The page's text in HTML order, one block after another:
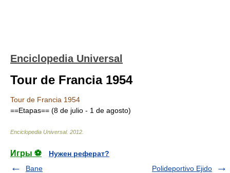
Enciclopedia Universal
Tour de Francia 1954
Tour de Francia 1954
==Etapas== (8 de julio - 1 de agosto)
Enciclopedia Universal. 2012
Игры ⚽
Нужен реферат?
Bane
Polideportivo Ejido